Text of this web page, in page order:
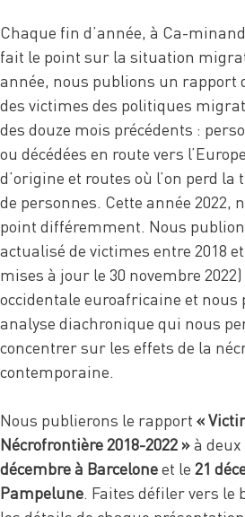
Chaque fin d’année, à Ca-
fait le point sur la situation
année, nous publions un rapport
des victimes des politiques
des douze mois précédents :
ou décédées en route vers
d’origine et routes où l’on perd la
de personnes. Cette année 2022,
point différemment. Nous
actualisé de victimes entre 2018
mises à jour le 30 novembre
occidentale euroafricaine et nous
analyse diachronique qui nous
concentrer sur les effets de la
contemporaine.
Nous publierons le rapport «
Nécrofrontière 2018-2022 »à deux
décembre à Barceloneet le 21
Pampelune. Faites défiler vers le